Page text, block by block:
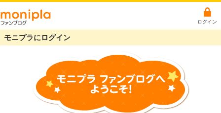
ログイン
モニプラにログイン